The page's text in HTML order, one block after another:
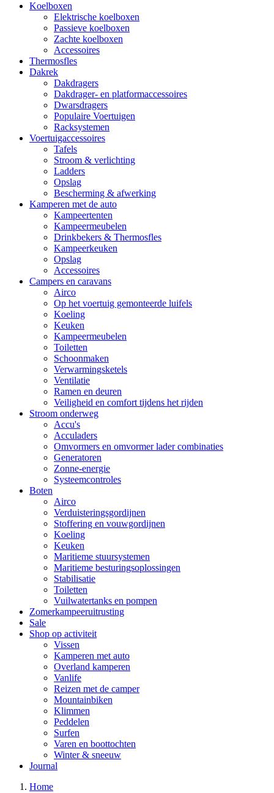
Koelboxen
Elektrische koelboxen
Passieve koelboxen
Zachte koelboxen
Accessoires
Thermosfles
Dakrek
Dakdragers
Dakdrager- en platformaccessoires
Dwarsdragers
Populaire Voertuigen
Racksystemen
Voertuigaccessoires
Tafels
Stroom & verlichting
Ladders
Opslag
Bescherming & afwerking
Kamperen met de auto
Kampeertenten
Kampeermeubelen
Drinkbekers & Thermosfles
Kampeerkeuken
Opslag
Accessoires
Campers en caravans
Airco
Op het voertuig gemonteerde luifels
Koeling
Keuken
Kampeermeubelen
Toiletten
Schoonmaken
Verwarmingsketels
Ventilatie
Ramen en deuren
Veiligheid en comfort tijdens het rijden
Stroom onderweg
Accu's
Acculaders
Omvormers en omvormer lader combinaties
Generatoren
Zonne-energie
Systeemcontroles
Boten
Airco
Verduisteringsgordijnen
Stoffering en vouwgordijnen
Koeling
Keuken
Maritieme stuursystemen
Maritieme besturingsoplossingen
Stabilisatie
Toiletten
Vuilwatertanks en pompen
Zomerkampeeruitrusting
Sale
Shop op activiteit
Vissen
Kamperen met auto
Overland kamperen
Vanlife
Reizen met de camper
Mountainbiken
Klimmen
Peddelen
Surfen
Varen en boottochten
Winter & sneeuw
Journal
Home